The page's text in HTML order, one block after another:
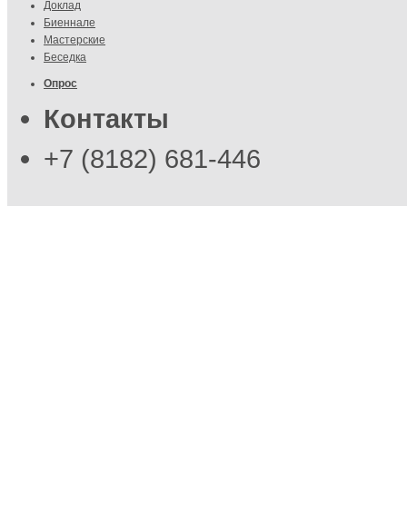
Доклад
Биеннале
Мастерские
Беседка
Опрос
Контакты
+7 (8182) 681-446